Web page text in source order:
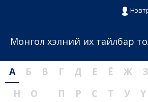
Монгол хэлний их тайлбар
А Б В Г Д Е Ё Ж З
Н
О П Р С Т У Ү